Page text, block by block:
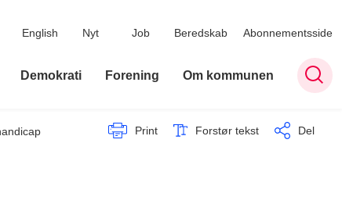
English Nyt Job Beredskab Abonnementsside
Demokrati Forening Om kommunen
Print Forstør tekst Del